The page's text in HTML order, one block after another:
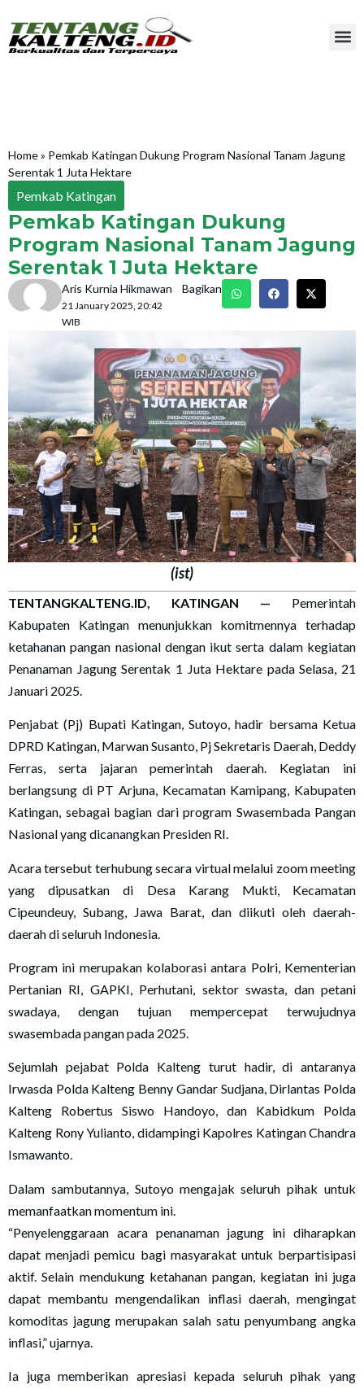
Home» Pemkab Katingan Dukung Program Nasional Tanam Jagung
Serentak 1 Juta Hektare
Pemkab Katingan
Pemkab Katingan Dukung
Program Nasional Tanam Jagung
Serentak 1 Juta Hektare
Aris Kurnia Hikmawan
21 January 2025, 20:42
WIB
Bagikan
(ist)
TENTANGKALTENG.ID, KATINGAN — Pemerintah
Kabupaten Katingan menunjukkan komitmennya terhadap
ketahanan pangan nasional dengan ikut serta dalam kegiatan
Penanaman Jagung Serentak 1 Juta Hektare pada Selasa, 21
Januari 2025.
Penjabat (Pj) Bupati Katingan, Sutoyo, hadir bersama Ketua
DPRD Katingan, Marwan Susanto, Pj Sekretaris Daerah, Deddy
Ferras, serta jajaran pemerintah daerah. Kegiatan ini
berlangsung di PT Arjuna, Kecamatan Kamipang, Kabupaten
Katingan, sebagai bagian dari program Swasembada Pangan
Nasional yang dicanangkan Presiden RI.
Acara tersebut terhubung secara virtual melalui zoom meeting
yang dipusatkan di Desa Karang Mukti, Kecamatan
Cipeundeuy, Subang, Jawa Barat, dan diikuti oleh daerah-
daerah di seluruh Indonesia.
Program ini merupakan kolaborasi antara Polri, Kementerian
Pertanian RI, GAPKI, Perhutani, sektor swasta, dan petani
swadaya, dengan tujuan mempercepat terwujudnya
swasembada pangan pada 2025.
Sejumlah pejabat Polda Kalteng turut hadir, di antaranya
Irwasda Polda Kalteng Benny Gandar Sudjana, Dirlantas Polda
Kalteng Robertus Siswo Handoyo, dan Kabidkum Polda
Kalteng Rony Yulianto, didampingi Kapolres Katingan Chandra
Ismawanto.
Dalam sambutannya, Sutoyo mengajak seluruh pihak untuk
memanfaatkan momentum ini.
“Penyelenggaraan acara penanaman jagung ini diharapkan
dapat menjadi pemicu bagi masyarakat untuk berpartisipasi
aktif. Selain mendukung ketahanan pangan, kegiatan ini juga
dapat membantu mengendalikan inflasi daerah, mengingat
komoditas jagung merupakan salah satu penyumbang angka
inflasi,” ujarnya.
Ia juga memberikan apresiasi kepada seluruh pihak yang